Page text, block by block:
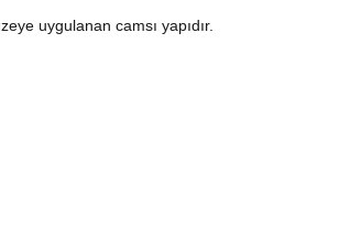
uygulanan camsı yapıdır.